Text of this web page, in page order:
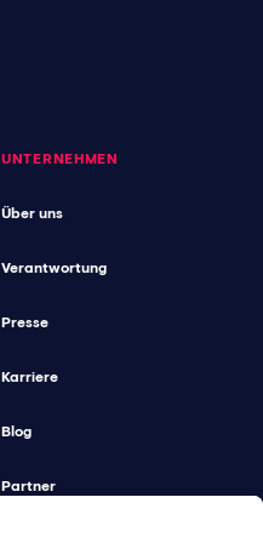
UNTERNEHMEN
Über uns
Verantwortung
Presse
Karriere
Blog
Partner